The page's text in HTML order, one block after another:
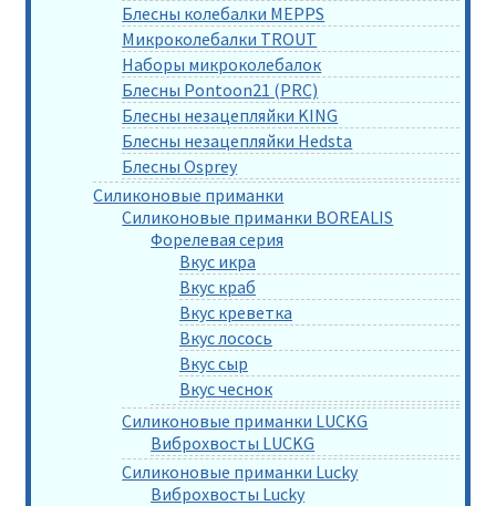
Блесны колебалки MEPPS
Микроколебалки TROUT
Наборы микроколебалок
Блесны Pontoon21 (PRC)
Блесны незацепляйки KING
Блесны незацепляйки Hedsta
Блесны Osprey
Силиконовые приманки
Силиконовые приманки BOREALIS
Форелевая серия
Вкус икра
Вкус краб
Вкус креветка
Вкус лосось
Вкус сыр
Вкус чеснок
Силиконовые приманки LUCKG
Виброхвосты LUCKG
Силиконовые приманки Lucky
Виброхвосты Lucky